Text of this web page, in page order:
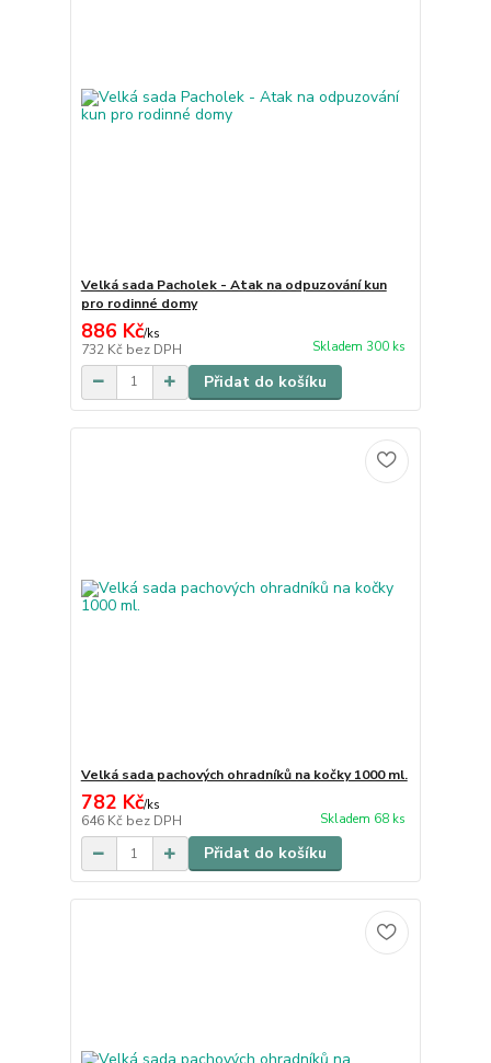
Velká sada Pacholek - Atak na odpuzování kun
pro rodinné domy
886 Kč/ks
732 Kč bez DPH Skladem 300 ks
Přidat do košíku
Velká sada pachových ohradníků na kočky 1000 ml.
782 Kč/ks
646 Kč bez DPH Skladem 68 ks
Přidat do košíku